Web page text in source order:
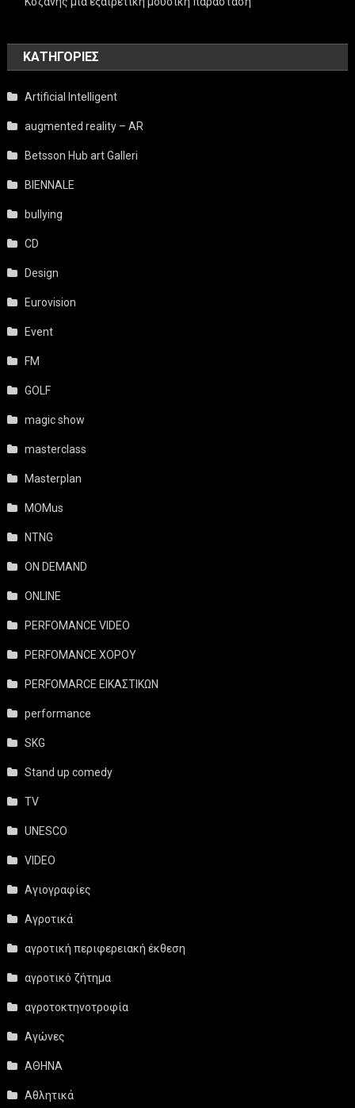
KΑΤΗΓΟΡΊΕΣ
Artificial Intelligent
augmented reality – AR
Betsson Hub art Galleri
BIENNALE
bullying
CD
Design
Eurovision
Event
FM
GOLF
magic show
masterclass
Masterplan
MOMus
NTNG
ON DEMAND
ONLINE
PERFOMANCE VIDEO
PERFOMANCE ΧΟΡΟΥ
PERFOMARCE ΕΙΚΑΣΤΙΚΩΝ
performance
SKG
Stand up comedy
TV
UNESCO
VIDEO
Αγιογραφίες
Αγροτικά
αγροτική περιφερειακή έκθεση
αγροτικό ζήτημα
αγροτοκτηνοτροφία
Αγώνες
ΑΘΗΝΑ
Αθλητικά